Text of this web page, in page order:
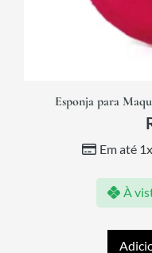
Esponja para
Em até
À